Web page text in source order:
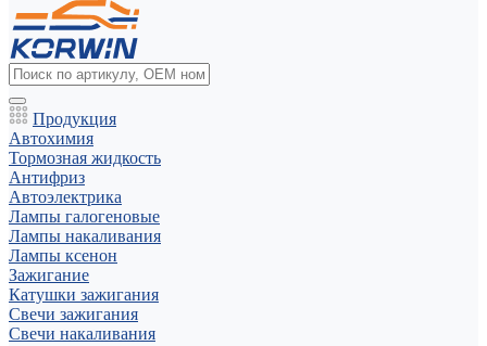
Продукция
Автохимия
Тормозная жидкость
Антифриз
Автоэлектрика
Лампы галогеновые
Лампы накаливания
Лампы ксенон
Зажигание
Катушки зажигания
Свечи зажигания
Свечи накаливания